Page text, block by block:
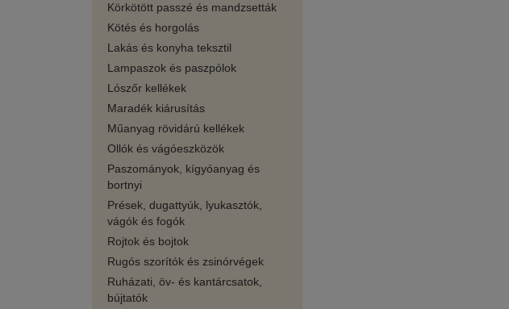
Körkötött passzé és mandzsetták
Kötés és horgolás
Lakás és konyha teksztil
Lampaszok és paszpólok
Lószőr kellékek
Maradék kiárusítás
Műanyag rövidárú kellékek
Ollók és vágóeszközök
Paszományok, kígyóanyag és
bortnyi
Prések, dugattyúk, lyukasztók,
vágók és fogók
Rojtok és bojtok
Rugós szorítók és zsinórvégek
Ruházati, öv- és kantárcsatok,
bújtatók